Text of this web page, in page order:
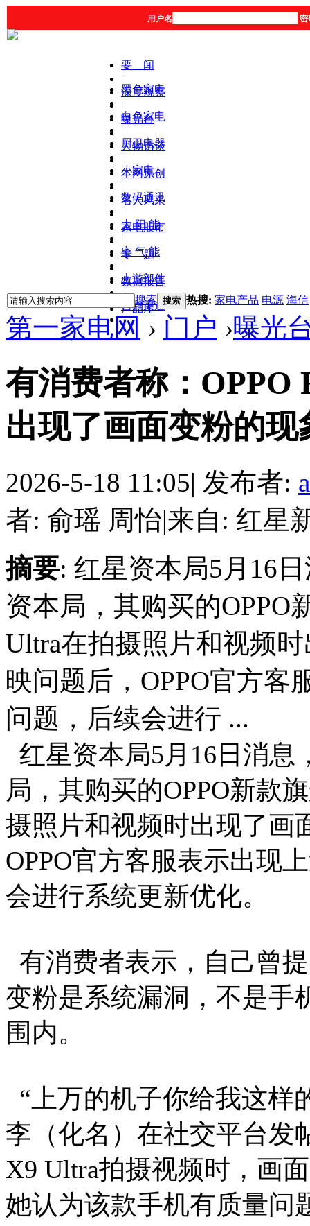
用户名 密
要 闻
|
深度观察
|
曝光台
|
人物访谈
|
本网原创
|
名人风采
|
家电股市
|
专 题
|
数据报告
|
产品库
黑色家电
|
白色家电
|
厨卫电器
|
小家电
|
数码通讯
|
太 阳 能
|
空 气 能
|
上游部件
|
营销渠道
|
搜索 搜索 热搜: 家电产品 电源 海信
第一家电网 › 门户 ›曝光
有消费者称：OPPO
出现了画面变粉的现
2026-5-18 11:05| 发布者:
者: 俞瑶 周怡|来自: 红星
摘要: 红星资本局5月16
资本局，其购买的OPPO
Ultra在拍摄照片和视频
映问题后，OPPO官方客
问题，后续会进行 ...
红星资本局5月16日消息
局，其购买的OPPO新款
摄照片和视频时出现了画
OPPO官方客服表示出现
会进行系统更新优化。
有消费者表示，自己曾
变粉是系统漏洞，不是手
围内。
“上万的机子你给我这样
李（化名）在社交平台发
X9 Ultra拍摄视频时，画
她认为该款手机有质量问